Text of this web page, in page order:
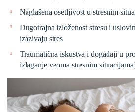
Naglašena osetljivost u stresnim
Dugotrajna izloženost stresu i
izazivaju stres
Traumatična iskustva i događaji u
izlaganje veoma stresnim